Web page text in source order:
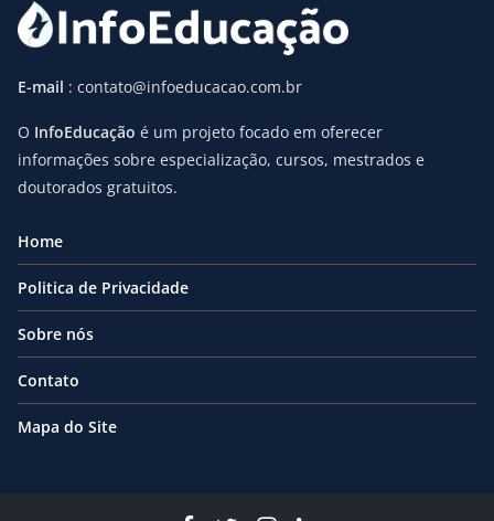
E-mail : contato@infoeducacao.com.br
O InfoEducação é um projeto focado em oferecer
informações sobre especialização, cursos, mestrados e
doutorados gratuitos.
Home
Politica de Privacidade
Sobre nós
Contato
Mapa do Site